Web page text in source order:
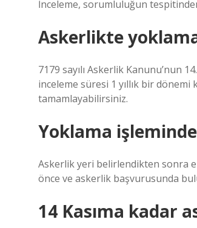
İnceleme, sorumluluğun
Askerlikte
7179 sayılı Askerlik Kanunu’nun
inceleme süresi 1 yıllık bir
tamamlayabilirsiniz.
Yoklama
Askerlik yeri belirlendikten sonra
önce ve askerlik başvurusunda
14 Kasıma kadar